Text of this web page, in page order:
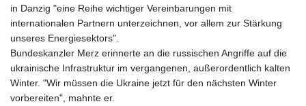
in Danzig "eine Reihe wichtiger Vereinbarungen mit
internationalen Partnern unterzeichnen, vor allem zur Stärkung
unseres Energiesektors".
Bundeskanzler Merz erinnerte an die russischen Angriffe auf die
ukrainische Infrastruktur im vergangenen, außerordentlich kalten
Winter. "Wir müssen die Ukraine jetzt für den nächsten Winter
vorbereiten", mahnte er.